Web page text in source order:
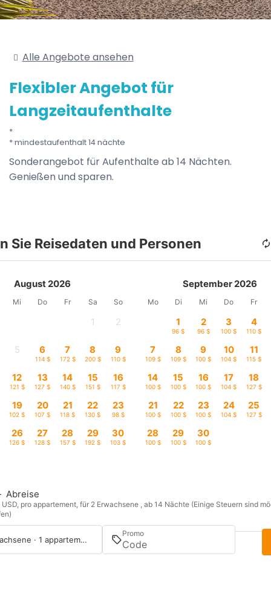
Alle Angebote ansehen
Flexibler Angebot für
Langzeitaufenthalte
mindestaufenthalt 14 nächte
Sonderangebot für Aufenthalte ab 14 Nächten.
Genießen und sparen.
Sie Reisedaten und Personen
August 2026
Mi Do Fr Sa So
1 2
5 6
114 $
7
172 $
8
200 $
9
110 $
12
121 $
13
127 $
14
140 $
15
151 $
16
117 $
19
102 $
20
107 $
21
118 $
22
130 $
23
98 $
26
126 $
27
128 $
28
157 $
29
192 $
30
103 $
September 2026
Mo Di Mi Do Fr
1
96 $
2
96 $
3
100 $
4
110 $
7
109 $
8
109 $
9
100 $
10
104 $
11
115 $
14
100 $
15
100 $
16
100 $
17
104 $
18
127 $
21
100 $
22
100 $
23
100 $
24
104 $
25
127 $
28
100 $
29
100 $
30
100 $
Abreise
pro appartement, für 2 Erwachsene , ab 14 Nächte (Einige Steuern sind
2 Erwachsene · 1 appartement
Promo